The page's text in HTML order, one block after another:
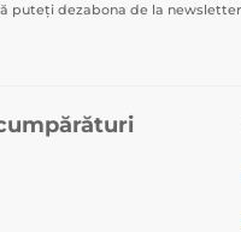
puteți dezabona de la